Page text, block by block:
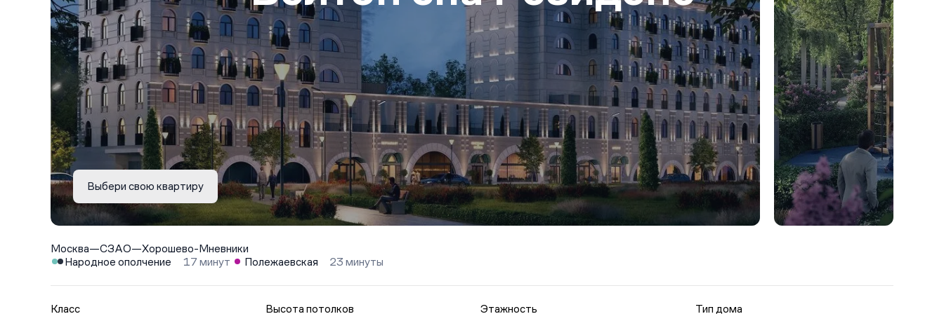
Выбери свою квартиру
Москва—СЗАО—Хорошево-Мневники
Народное ополчение
17 минут Полежаевская 23 минуты
Класс
Высота потолков
Этажность
Тип дома